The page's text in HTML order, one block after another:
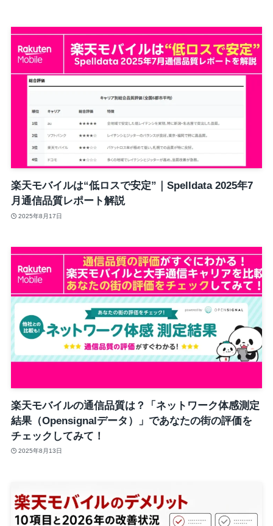
楽天モバイルは“低ロスで安定”｜Spelldata 2025年7
月通信品質レポート解説
2025年8月17日
楽天モバイルの通信品質は？「ネットワーク体感測定
結果（Opensignalデータ）」であなたの街の評価を
チェックしてみて！
2025年8月13日